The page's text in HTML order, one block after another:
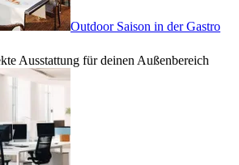
Outdoor Saison in der Gastro
Ausstattung für deinen Außenbereich